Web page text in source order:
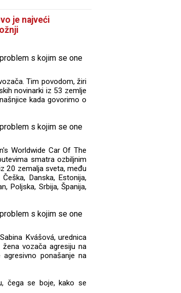
je najveći
Tim povodom, žiri
novinarki iz 53 zemlje
kada govorimo o
Worldwide Car Of The
smatra ozbiljnim
20 zemalja sveta, među
Danska, Estonija,
Poljska, Srbija, Španija,
Kvášová, urednica
vozača agresiju na
ponašanje na
čega se boje, kako se